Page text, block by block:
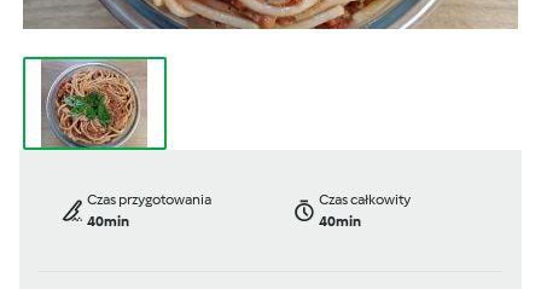
Czas przygotowania
40min
Czas całkowity
40min